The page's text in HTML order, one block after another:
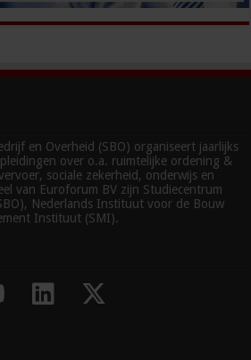
en Overheid (SBO) organiseert jaarlijks
over o.a. ruimtelijke ordening &
sociale zekerheid, onderwijs en
van Euroforum BV zijn Studiecentrum
Nederlands Instituut voor de Bouw
Instituut (SMI).